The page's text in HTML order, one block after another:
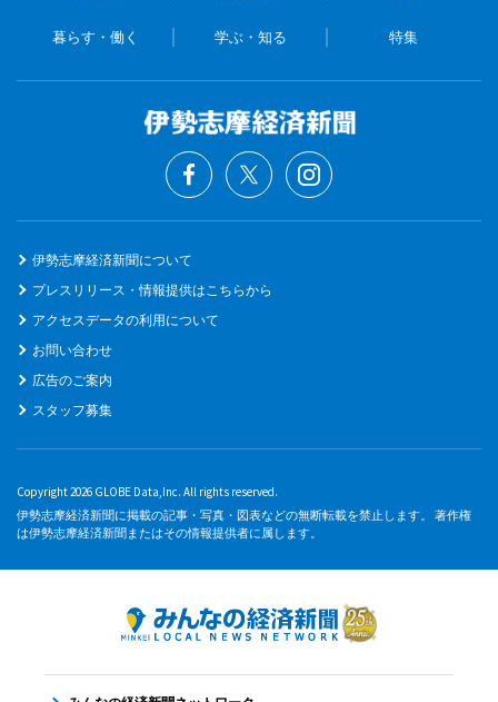
暮らす・働く 学ぶ・知る 特集
伊勢志摩経済新聞について
プレスリリース・情報提供はこちらから
アクセスデータの利用について
お問い合わせ
広告のご案内
スタッフ募集
Copyright 2026 GLOBE Data,Inc. All rights reserved.
伊勢志摩経済新聞に掲載の記事・写真・図表などの無断転載を禁止します。 著作権
は伊勢志摩経済新聞またはその情報提供者に属します。